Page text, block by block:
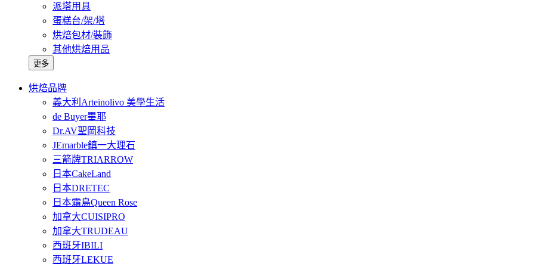
派塔用具
蛋糕台/架/塔
烘焙包材/裝飾
其他烘焙用品
更多
烘焙品牌
義大利Arteinolivo 美學生活
de Buyer畢耶
Dr.AV聖岡科技
JEmarble鎮一大理石
三箭牌TRIARROW
日本CakeLand
日本DRETEC
日本霜鳥Queen Rose
加拿大CUISIPRO
加拿大TRUDEAU
西班牙IBILI
西班牙LEKUE